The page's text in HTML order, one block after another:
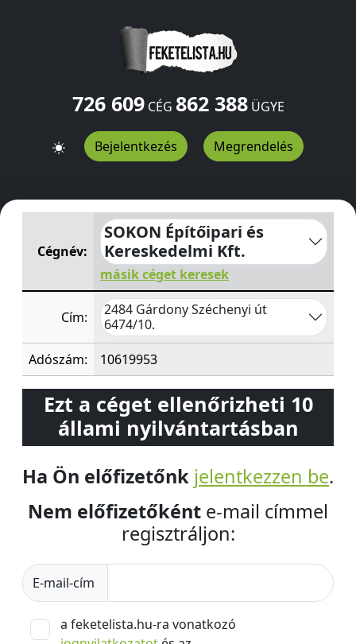
726 609CÉG 862 388ÜGYE
Bejelentkezés Megrendelés
SOKON Építőipari és Kereskedelmi Kft.Széchenyi út
Cégnév:
SOKON Építőipari és
Kereskedelmi Kft.
másik céget keresek
Cím:
2484 Gárdony Széchenyi út
6474/10.
Adószám:
10619953
Ezt a céget ellenőrizheti 10
állami nyilvántartásban
Ha Ön előfizetőnk jelentkezzen be.
Nem előfizetőként e-mail címmel
regisztráljon:
E-mail-cím
a feketelista.hu-ra vonatkozó